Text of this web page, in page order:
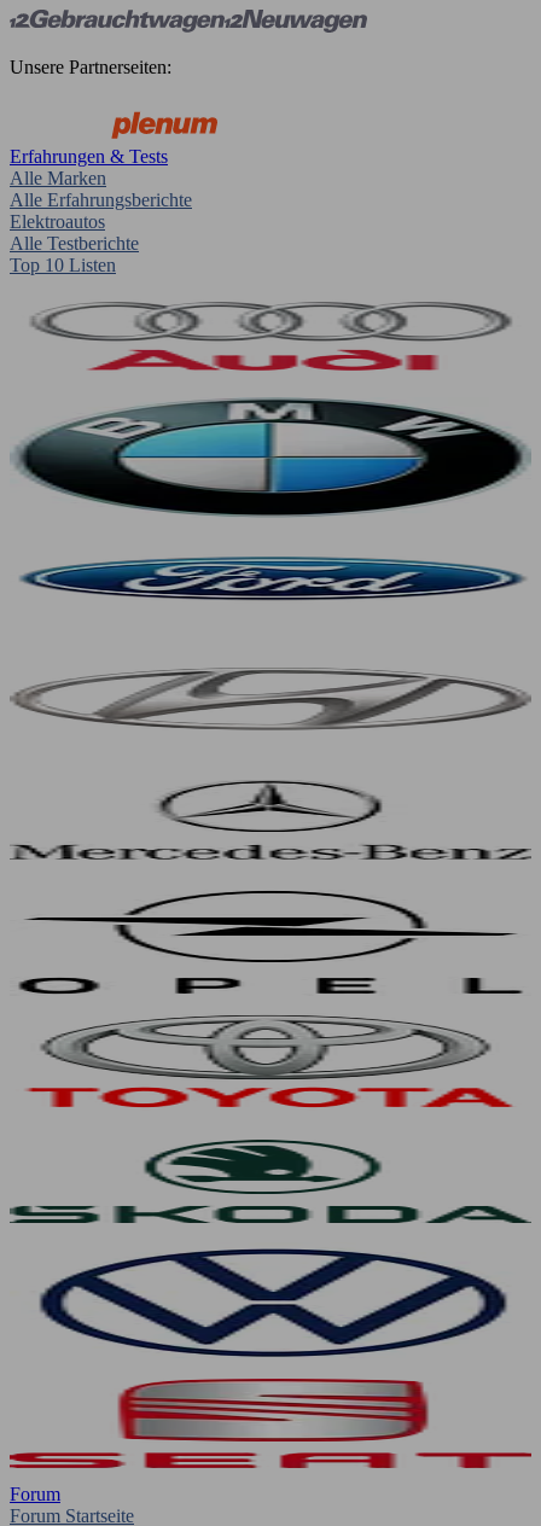
Unsere Partnerseiten:
Erfahrungen & Tests
Alle Marken
Alle Erfahrungsberichte
Elektroautos
Alle Testberichte
Top 10 Listen
Forum
Forum Startseite